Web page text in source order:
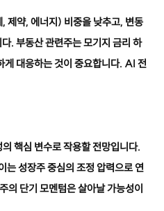
제약, 에너지) 비중을 낮추고, 변동
. 부동산 관련주는 모기지 금리 하
게 대응하는 것이 중요합니다. AI 전
핵심 변수로 작용할 전망입니다.
는 성장주 중심의 조정 압력으로 연
의 단기 모멘텀은 살아날 가능성이